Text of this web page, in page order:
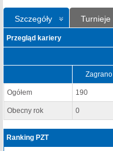
Szczegóły Turnieje
Przegląd kariery
Zagrano
Ogółem 190
Obecny rok 0
Ranking PZT